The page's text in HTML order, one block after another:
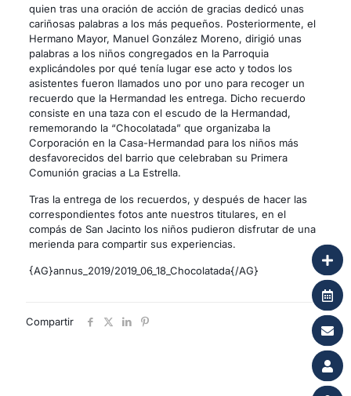
quien tras una oración de acción de gracias dedicó unas
cariñosas palabras a los más pequeños. Posteriormente, el
Hermano Mayor, Manuel González Moreno, dirigió unas
palabras a los niños congregados en la Parroquia
explicándoles por qué tenía lugar ese acto y todos los
asistentes fueron llamados uno por uno para recoger un
recuerdo que la Hermandad les entrega. Dicho recuerdo
consiste en una taza con el escudo de la Hermandad,
rememorando la “Chocolatada” que organizaba la
Corporación en la Casa-Hermandad para los niños más
desfavorecidos del barrio que celebraban su Primera
Comunión gracias a La Estrella.
Tras la entrega de los recuerdos, y después de hacer las
correspondientes fotos ante nuestros titulares, en el
compás de San Jacinto los niños pudieron disfrutar de una
merienda para compartir sus experiencias.
{AG}annus_2019/2019_06_18_Chocolatada{/AG}
Compartir